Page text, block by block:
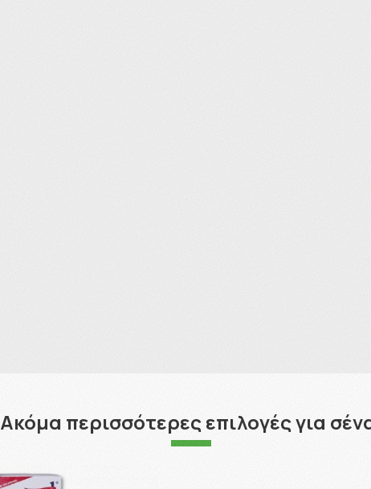
Ακόμα περισσότερες επιλογές για